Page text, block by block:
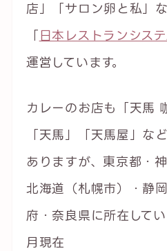
店」「サロン卵と私」
「 日本レストランシス
運営しています。
カレーのお店も「天馬
「天馬」「天馬屋」な
ありますが、東京都・
北海道（札幌市）・静
府・奈良県に所在して
月現在